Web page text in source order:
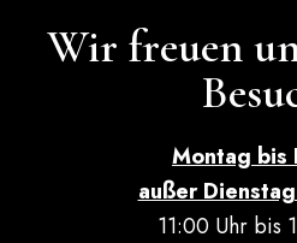
Wir freuen
Montag bis
außer
11:00 Uhr bis